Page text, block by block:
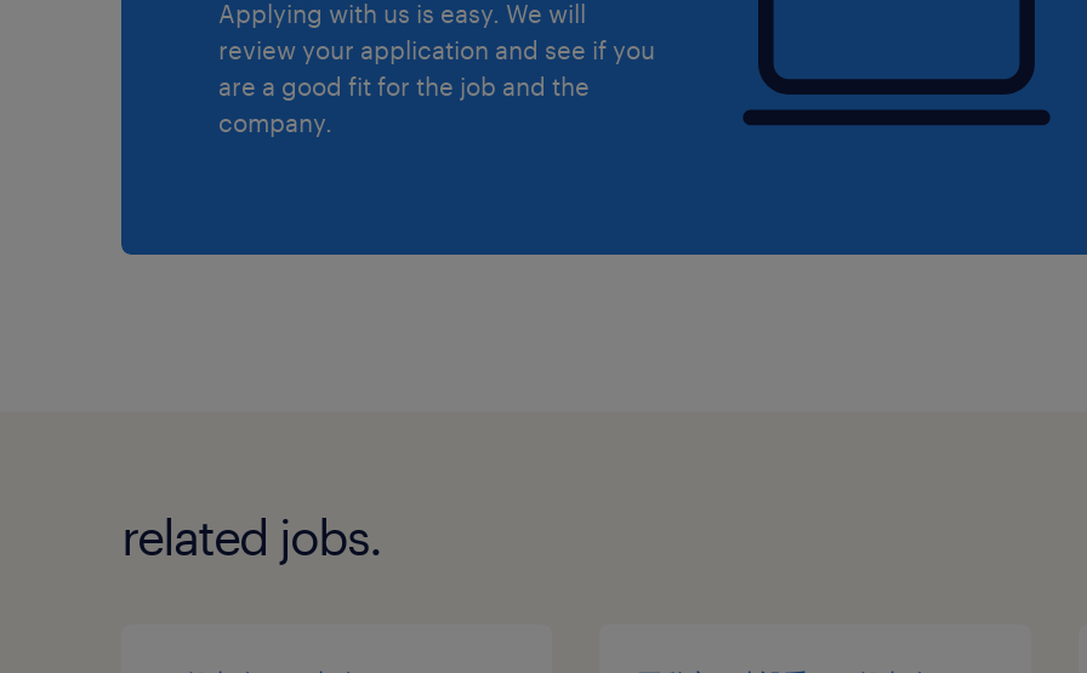
Applying with us is easy. We will
review your application and see if you
are a good fit for the job and the
company.
related jobs.